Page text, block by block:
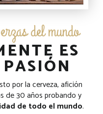
del mundo
ES
por la cerveza, afición
de 30 años probando y
de todo el mundo.